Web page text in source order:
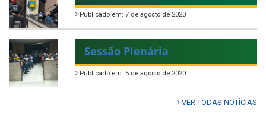
Publicado em: 7 de agosto de 2020
Sessão Plenária
Publicado em: 5 de agosto de 2020
VER TODAS NOTÍCIAS